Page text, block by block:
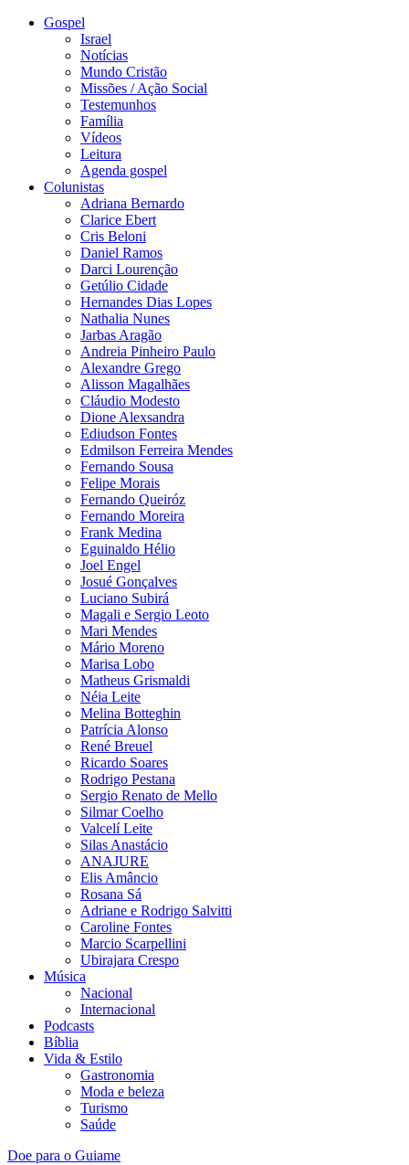
Gospel
Israel
Notícias
Mundo Cristão
Missões / Ação Social
Testemunhos
Família
Vídeos
Leitura
Agenda gospel
Colunistas
Adriana Bernardo
Clarice Ebert
Cris Beloni
Daniel Ramos
Darci Lourenção
Getúlio Cidade
Hernandes Dias Lopes
Nathalia Nunes
Jarbas Aragão
Andreia Pinheiro Paulo
Alexandre Grego
Alisson Magalhães
Cláudio Modesto
Dione Alexsandra
Ediudson Fontes
Edmilson Ferreira Mendes
Fernando Sousa
Felipe Morais
Fernando Queiróz
Fernando Moreira
Frank Medina
Eguinaldo Hélio
Joel Engel
Josué Gonçalves
Luciano Subirá
Magali e Sergio Leoto
Mari Mendes
Mário Moreno
Marisa Lobo
Matheus Grismaldi
Néia Leite
Melina Botteghin
Patrícia Alonso
René Breuel
Ricardo Soares
Rodrigo Pestana
Sergio Renato de Mello
Silmar Coelho
Valcelí Leite
Silas Anastácio
ANAJURE
Elis Amâncio
Rosana Sá
Adriane e Rodrigo Salvitti
Caroline Fontes
Marcio Scarpellini
Ubirajara Crespo
Música
Nacional
Internacional
Podcasts
Bíblia
Vida & Estilo
Gastronomia
Moda e beleza
Turismo
Saúde
Doe para o Guiame